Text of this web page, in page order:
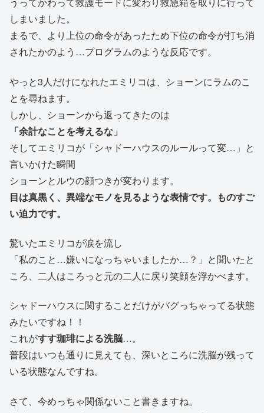
しまいました。
まるで、より上位の命令があったため下位の命令が打ち消
されたかのよう…プログラムのような反応です。
やっと3人だけになれたエミリコは、ショーンにラムのこ
とを尋ねます。
しかし、ショーンから返ってきたのは
「余計なことを考えるな」
そしてエミリコが「シャドーハウスのルールって変…」と
言いかけた瞬間
ショーンとルウの顔つきが変わります。
目は真黒く、異端なモノを見るような表情です。ものすご
い迫力です。
驚いたエミリコが涙を流し
「私のこと…嫌いになっちゃいましたか…？」と聞いたと
ころ、二人はころっと元の二人に戻り笑顔を浮かべます。
シャドーハウスに関することだけがバグっちゃってる状態
みたいですね！！
これがすす珈琲による洗脳…。
普段はいつも通りに見えても、深いところに洗脳が残って
いる状態なんですね。
さて、今めっちゃ関係ないこと書きますね。